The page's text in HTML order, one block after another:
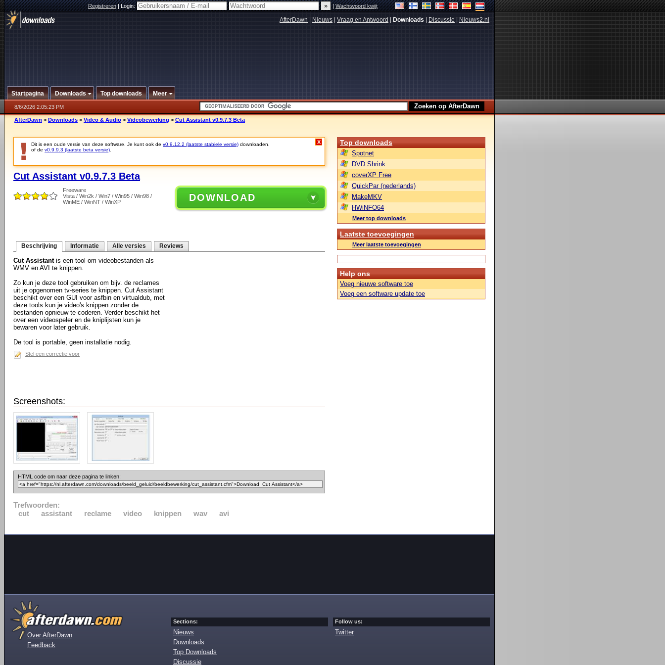
Registreren|Login: |Wachtwoord kwijt
AfterDawn Nieuws Vraag en Antwoord Downloads Discussie Nieuws2.nl
Startpagina Downloads Top downloads Meer
8/6/2026 2:05:23 PM
AfterDawn > Downloads > Video & Audio > Videobewerking > Cut Assistant v0.9.7.3 Beta
Dit is een oude versie van deze software. Je kunt ook de v0.9.12.2 (laatste stabiele versie) downloaden.
of de v0.9.9.3 (laatste beta versie)
X
Cut Assistant v0.9.7.3 Beta
Freeware
Vista / Win2k / Win7 / Win95 / Win98 /
WinME / WinNT / WinXP
DOWNLOAD
Beschrijving Informatie Alle versies Reviews
Cut Assistantis een tool om videobestanden als
WMV en AVI te knippen.
Zo kun je deze tool gebruiken om bijv. de reclames
uit je opgenomen tv-series te knippen. Cut Assistant
beschikt over een GUI voor asfbin en virtualdub, met
deze tools kun je video's knippen zonder de
bestanden opnieuw te coderen. Verder beschikt het
over een videospeler en de kniplijsten kun je
bewaren voor later gebruik.
De tool is portable, geen installatie nodig.
Stel een correctie voor
Screenshots:
HTML code om naar deze pagina te linken:
Trefwoorden:
cut
assistant reclame video knippen wav avi
Top downloads
Spotnet
DVD Shrink
coverXP Free
QuickPar (nederlands)
MakeMKV
HWiNFO64
Meer top downloads
Laatste toevoegingen
Meer laatste toevoegingen
Help ons
Voeg nieuwe software toe
Voeg een software update toe
Over AfterDawn
Feedback
Sections:
Nieuws
Downloads
Top Downloads
Discussie
Follow us:
Twitter